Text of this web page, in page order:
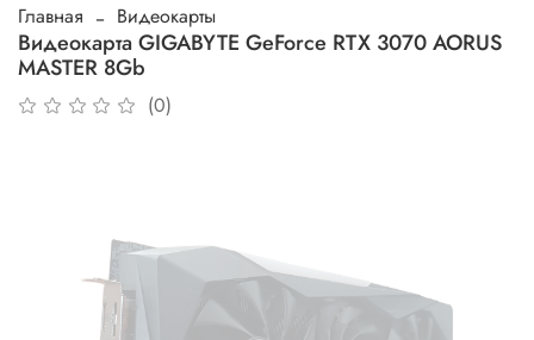
Главная Видеокарты
Видеокарта GIGABYTE GeForce RTX 3070 AORUS
MASTER 8Gb
(0)